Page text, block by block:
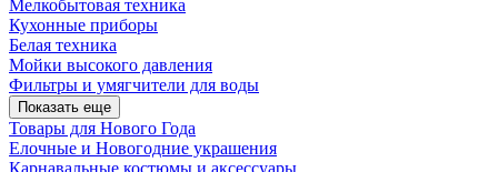
Мелкобытовая техника
Кухонные приборы
Белая техника
Мойки высокого давления
Фильтры и умягчители для воды
Показать еще
Товары для Нового Года
Елочные и Новогодние украшения
Карнавальные костюмы и аксессуары